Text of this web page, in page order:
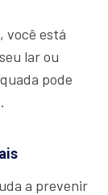
você está
lar ou
pode
a prevenir